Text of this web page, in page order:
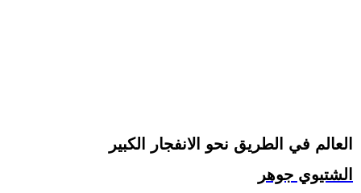
العالم في الطريق نحو الانفجار الكبير
الشتيوي جوهر